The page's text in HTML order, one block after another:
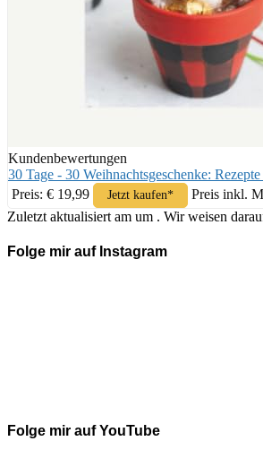
Kundenbewertungen
30 Tage - 30 Weihnachtsgeschenke:
Preis: € 19,99
Jetzt kaufen*
Preis inkl.
Zuletzt aktualisiert am um . Wir weisen
Folge mir auf Instagram
Folge mir auf YouTube